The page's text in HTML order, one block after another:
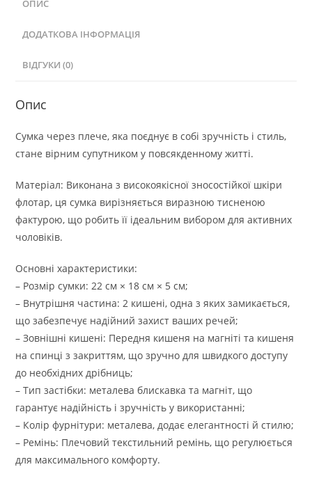
ОПИС
ДОДАТКОВА ІНФОРМАЦІЯ
ВІДГУКИ (0)
Опис
Сумка через плече, яка поєднує в собі зручність і стиль,
стане вірним супутником у повсякденному житті.
Матеріал: Виконана з високоякісної зносостійкої шкіри
флотар, ця сумка вирізняється виразною тисненою
фактурою, що робить її ідеальним вибором для активних
чоловіків.
Основні характеристики:
– Розмір сумки: 22 см × 18 см × 5 см;
– Внутрішня частина: 2 кишені, одна з яких замикається,
що забезпечує надійний захист ваших речей;
– Зовнішні кишені: Передня кишеня на магніті та кишеня
на спинці з закриттям, що зручно для швидкого доступу
до необхідних дрібниць;
– Тип застібки: металева блискавка та магніт, що
гарантує надійність і зручність у використанні;
– Колір фурнітури: металева, додає елегантності й стилю;
– Ремінь: Плечовий текстильний ремінь, що регулюється
для максимального комфорту.